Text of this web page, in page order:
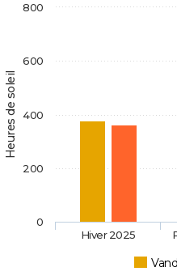
Heures de soleil
Hiver 2025
0
200
400
600
800